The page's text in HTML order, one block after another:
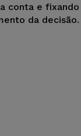
conta e
da decisão.